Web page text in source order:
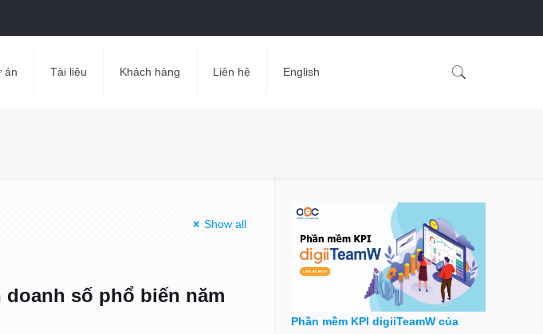
án Tài liệu Khách hàng Liên hệ English
Show all
số phổ biến năm
Phần mềm KPI digiiTeamW của